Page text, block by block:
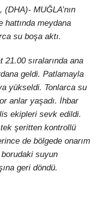
MUĞLA’nın
hattında meydana
su boşa aktı.
sıralarında ana
geldi. Patlamayla
yükseldi. Tonlarca su
anlar yaşadı. İhbar
ekipleri sevk edildi.
şeritten kontrollü
de bölgede onarım
borudaki suyun
geri döndü.